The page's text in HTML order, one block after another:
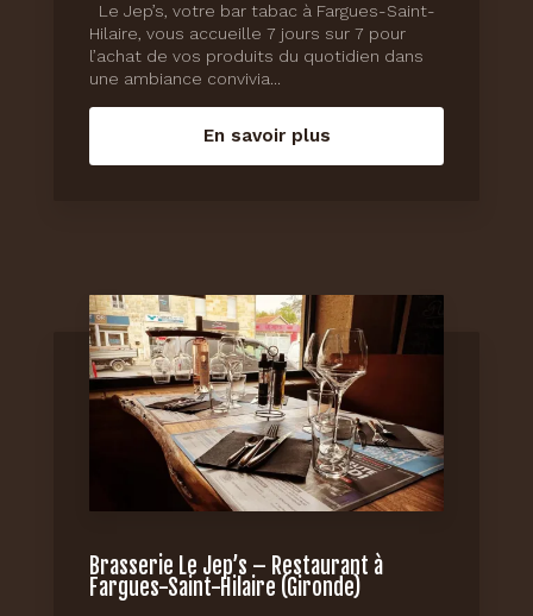
Le Jep’s, votre bar tabac à Fargues-Saint-
Hilaire, vous accueille 7 jours sur 7 pour
l’achat de vos produits du quotidien dans
une ambiance convivia...
En savoir plus
Brasserie Le Jep’s – Restaurant à
Fargues-Saint-Hilaire (Gironde)